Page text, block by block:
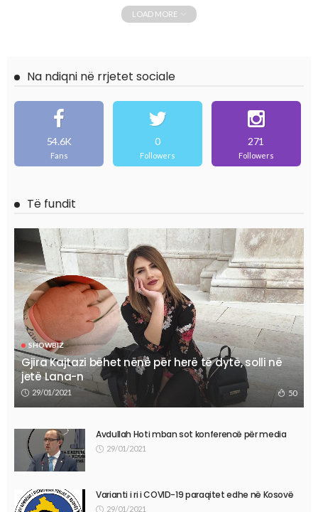
LOAD MORE
Na ndiqni në rrjetet sociale
54.6K
Fans
0
Followers
271
Followers
Të fundit
SHOWBIZ
Gjira Kajtazi bëhet nënë për herë të dytë, solli në
jetë Lana-n
29/01/2021 50
Avdullah Hoti mban sot konferencë për media
29/01/2021
Varianti i ri i COVID-19 paraqitet edhe në Kosovë
29/01/2021